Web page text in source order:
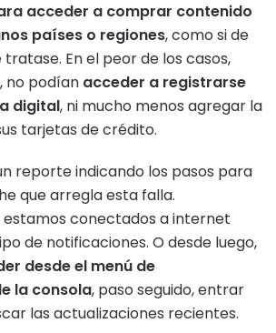
acceder a comprar contenido
países o regiones, como si de
En el peor de los casos,
no podían acceder a registrarse
digital, ni mucho menos agregar la
tarjetas de crédito.
reporte indicando los pasos para
que arregla esta falla.
estamos conectados a internet
de notificaciones. O desde luego,
desde el menú de
la consola, paso seguido, entrar
las actualizaciones recientes.